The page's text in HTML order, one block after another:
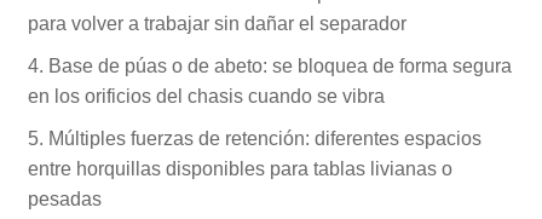
para volver a trabajar sin dañar el separador
4. Base de púas o de abeto: se bloquea de forma segura
en los orificios del chasis cuando se vibra
5. Múltiples fuerzas de retención: diferentes espacios
entre horquillas disponibles para tablas livianas o
pesadas